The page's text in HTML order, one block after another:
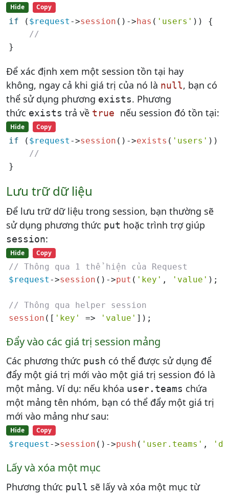
Hide Copy
if ( $request ->session ()->has ( 'users' )) {
//
}
Để xác định xem một session tồn tại hay
không, ngay cả khi giá trị của nó là null, bạn có
thể sử dụng phương exists. Phương
thức exists trả về true nếu session đó tồn tại:
Hide Copy
if ( $request ->session ()->exists ( 'users' )) {
//
}
Lưu trữ dữ liệu
Để lưu trữ dữ liệu trong session, bạn thường sẽ
sử dụng phương thức put hoặc trình trợ giúp
session:
Hide Copy
// Thông qua 1 thể hiện của Request
$request ->session ()->put ( 'key' , 'value' );
// Thông qua helper session
session ([ 'key' => 'value' ]);
Đẩy vào các giá trị session mảng
Các phương thức push có thể được sử dụng để
đẩy một giá trị mới vào một giá trị session đó là
một mảng. Ví dụ: nếu khóa user. teams chứa
một mảng tên nhóm, bạn có thể đẩy một giá trị
mới vào mảng như sau:
Hide Copy
$request ->session ()->push ( 'user.teams' ,
Lấy và xóa một mục
Phương thức pull sẽ lấy và xóa một mục từ